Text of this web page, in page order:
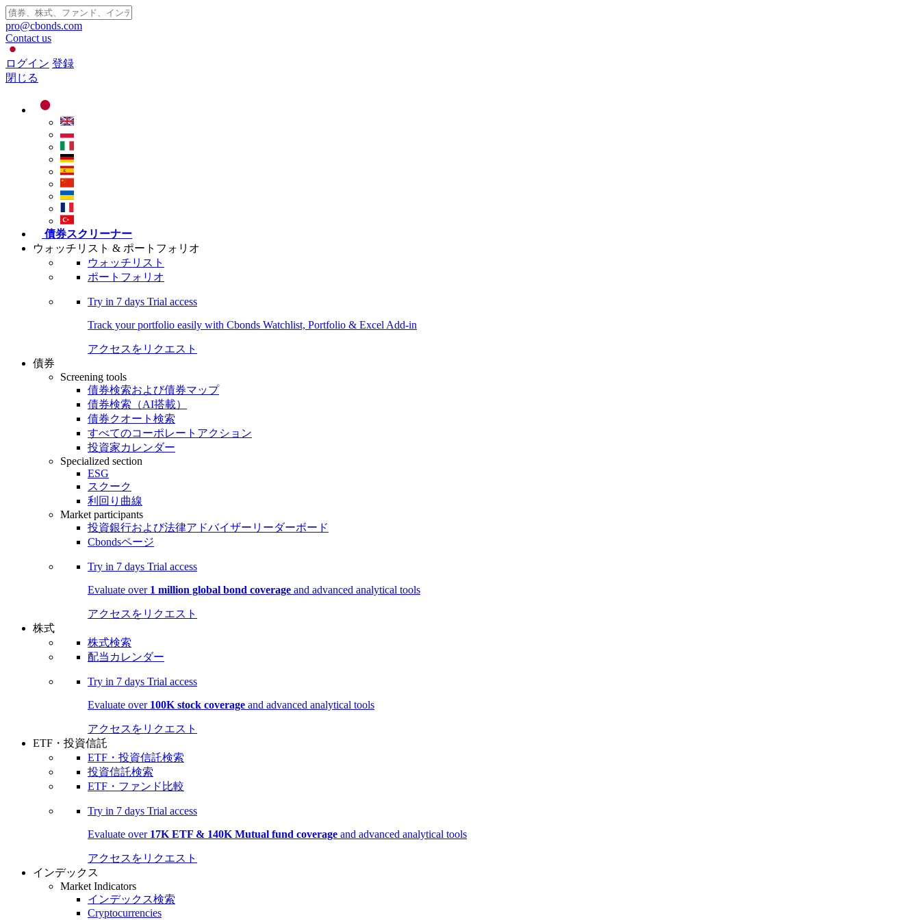
pro@cbonds.com
Contact us
ログイン 登録
閉じる
債券スクリーナー
ウォッチリスト & ポートフォリオ
ウォッチリスト
ポートフォリオ
Try in 7 days Trial access
Track your portfolio easily with Cbonds Watchlist, Portfolio & Excel Add-in
アクセスをリクエスト
債券
Screening tools
債券検索および債券マップ
債券検索（AI搭載）
債券クオート検索
すべてのコーポレートアクション
投資家カレンダー
Specialized section
ESG
スクーク
利回り曲線
Market participants
投資銀行および法律アドバイザーリーダーボード
Cbondsページ
Try in 7 days Trial access
Evaluate over 1 million global bond coverage and advanced analytical tools
アクセスをリクエスト
株式
株式検索
配当カレンダー
Try in 7 days Trial access
Evaluate over 100K stock coverage and advanced analytical tools
アクセスをリクエスト
ETF・投資信託
ETF・投資信託検索
投資信託検索
ETF・ファンド比較
Try in 7 days Trial access
Evaluate over 17K ETF & 140K Mutual fund coverage and advanced analytical tools
アクセスをリクエスト
インデックス
Market Indicators
インデックス検索
Cryptocurrencies